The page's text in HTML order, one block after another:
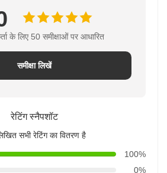
के लिए 50 समीक्षाओं पर आधारित
समीक्षा लिखें
रेटिंग स्नैपशॉट
सभी रेटिंग का वितरण है
100%
0%